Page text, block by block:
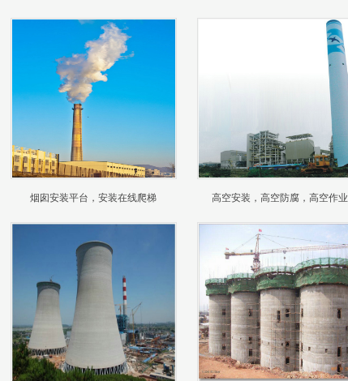
烟囱安装平台，安装在线爬梯 高空安装，高空防腐，高空作业